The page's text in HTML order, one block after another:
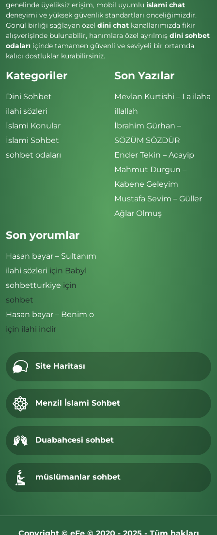
genelinde üyeliksiz erişim, mobil uyumlu islami chat
deneyimi ve yüksek güvenlik standartları önceliğimizdir.
Gönül birliği sağlayan özel dini chat kanallarımızda fikir
alışverişinde bulunabilir, hanımlara özel ayrılmış dini sohbet
odaları içinde tamamen güvenli ve seviyeli bir ortamda
kalıcı dostluklar kurabilirsiniz.
Kategoriler
Dini Sohbet
ilahi sözleri
İslami Konular
İslami Sohbet
sohbet odaları
Son Yazılar
Mevlan Kurtishi – La ilaha
illallah
İbrahim Gürhan –
SÖZÜM SÖZDÜR
Ender Tekin – Acayip
Mahmut Durgun –
Kabene Geleyim
Mustafa Sevim – Güller
Ağlar Olmuş
Son yorumlar
Hasan bayar – Sultanım
ilahi sözleri için Babyl
sohbetturkiye için
sohbet
Hasan bayar – Benim o
için ilahi indir
Site Haritası
Menzil İslami Sohbet
Duabahcesi sohbet
müslümanlar sohbet